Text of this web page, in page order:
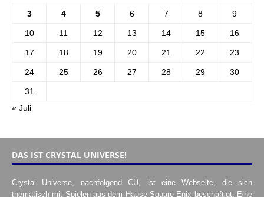
3 4 5 6 7 8 9
10 11 12 13 14 15 16
17 18 19 20 21 22 23
24 25 26 27 28 29 30
31
« Juli
DAS IST CRYSTAL UNIVERSE!
Crystal Universe, nachfolgend CU, ist eine Webseite, die sich
thematisch mit Spielen aus dem Hause Square Enix beschäftigt. Eine